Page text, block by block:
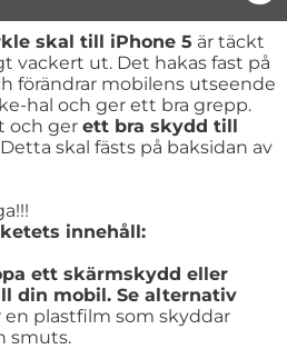
skal till iPhone 5 är täckt
vackert ut. Det hakas fast på
förändrar mobilens utseende
hal och ger ett bra grepp.
och ger ett bra skydd till
skal fästs på baksidan av
innehåll:
ett skärmskydd eller
din mobil. Se alternativ
en plastfilm som skyddar
smuts.